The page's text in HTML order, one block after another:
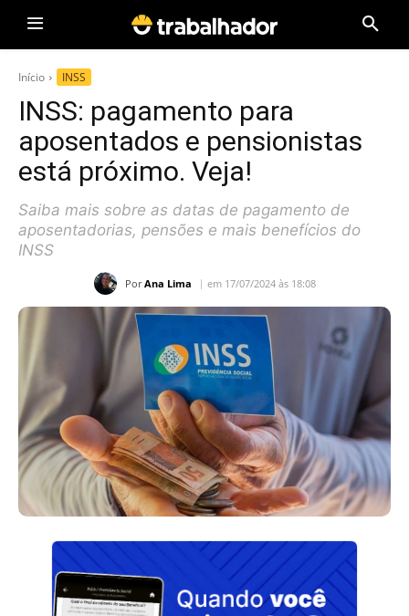
Início INSS
INSS: pagamento para
aposentados e pensionistas
está próximo. Veja!
Saiba mais sobre as datas de pagamento de
aposentadorias, pensões e mais benefícios do
INSS
Por Ana Lima em 17/07/2024 às 18:08